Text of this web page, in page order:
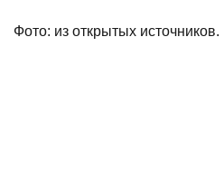
Фото: из открытых источников.